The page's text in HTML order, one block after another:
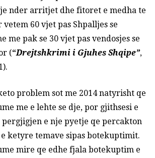
nder arritjet dhe fitoret e medha te
60 vjet pas Shpalljes se
me pak se 30 vjet pas vendosjes se
(“Drejtshkrimi i Gjuhes Shqipe”,
problem sot me 2014 natyrisht qe
me e lehte se dje, por gjithsesi e
pergjigjen e nje pyetje qe percakton
ketyre temave sipas botekuptimit.
mire qe edhe fjala botekuptim e